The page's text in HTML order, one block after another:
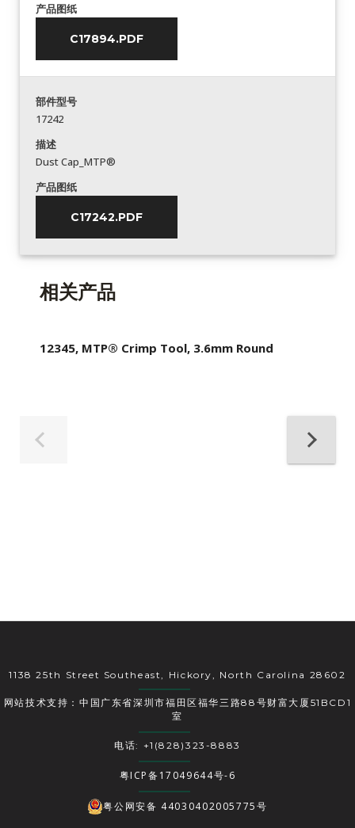
产品图纸
C17894.PDF
部件型号
17242
描述
Dust Cap_MTP®
产品图纸
C17242.PDF
相关产品
12345, MTP® Crimp Tool, 3.6mm Round
1138 25th Street Southeast, Hickory, North Carolina 28602
网站技术支持：中国广东省深圳市福田区福华三路88号财富大厦51BCD1
室
电话: +1(828)323-8883
粤ICP备17049644号-6
粤公网安备 44030402005775号